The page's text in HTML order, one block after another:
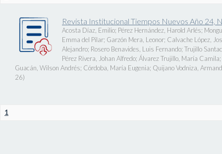
Revista Institucional Tiempos Nuevos Año 24,
Acosta Díaz, Emilio; Pérez Hernández, Harold Arlés;
Emma del Pilar; Garzón Mera, Leonor; Calvache López,
Alejandro; Rosero Benavides, Luis Fernando; Trujillo
Pérez Rivera, Johan Alfredo; Álvarez Trujillo, María Camila;
Guacán, Wilson Andrés; Córdoba, María Eugenia; Quijano Vodniza,
26)
1